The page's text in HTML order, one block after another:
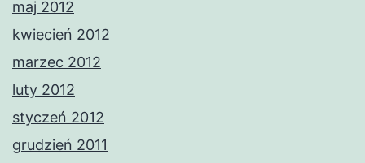
maj 2012
kwiecień 2012
marzec 2012
luty 2012
styczeń 2012
grudzień 2011